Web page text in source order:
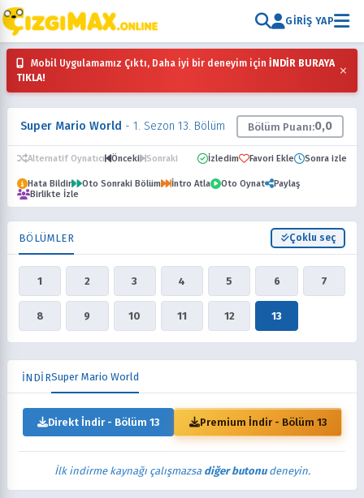
GIRIŞ YAP
Mobil Uygulamamız Çıktı, Daha iyi bir deneyim için İNDİR BURAYA
TIKLA!
×
Super Mario World - 1. Sezon 13. Bölüm Bölüm Puanı:0,0
Alternatif Oynatıcı Önceki Sonraki İzledim Favori Ekle Sonra izle
Hata Bildir Oto Sonraki Bölüm İntro Atla Oto Oynat
Paylaş
Birlikte İzle
BÖLÜMLER Çoklu seç
1 2 3 4 5 6 7
8 9 10 11 12 13
İNDİRSuper Mario World
Direkt İndir - Bölüm 13 Premium İndir - Bölüm 13
İlk indirme kaynağı çalışmazsa diğer butonudeneyin.